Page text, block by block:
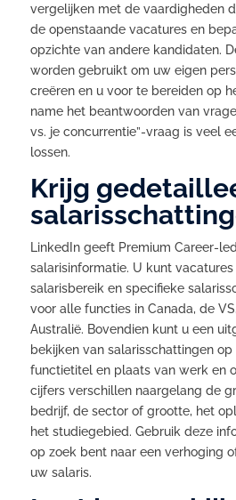
vergelijken met de vaardigheden
de openstaande vacatures en
opzichte van andere kandidaten.
worden gebruikt om uw eigen
creëren en u voor te bereiden op
name het beantwoorden van
vs. je concurrentie”-vraag is veel
lossen.
Krijg
LinkedIn geeft Premium Career-
salarisinformatie. U kunt
salarisbereik en specifieke
voor alle functies in Canada, de
Australië. Bovendien kunt u een
bekijken van salarisschattingen op
functietitel en plaats van werk en
cijfers verschillen naargelang de
bedrijf, de sector of grootte, het
het studiegebied. Gebruik deze
op zoek bent naar een verhoging
uw salaris.